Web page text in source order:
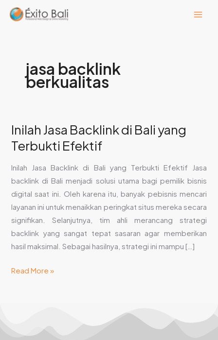
Lewati
jasa backlink
berkualitas
Inilah Jasa Backlink di Bali yang
Terbukti Efektif
Inilah Jasa Backlink di Bali yang Terbukti Efektif Jasa
backlink di Bali menjadi solusi utama bagi pemilik bisnis
digital saat ini. Oleh karena itu, banyak pebisnis mencari
layanan ini untuk menaikkan peringkat situs mereka secara
signifikan. Selanjutnya, tim ahli merancang strategi
backlink yang sangat tepat sasaran agar memberikan
hasil maksimal. Sebagai hasilnya, strategi ini mampu […]
Inilah
Jasa
di
Bali
yang
Terbukti
Efektif
Read More »